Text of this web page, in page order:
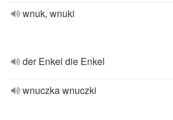
wnuk, wnuki
der Enkel die Enkel
wnuczka wnuczki